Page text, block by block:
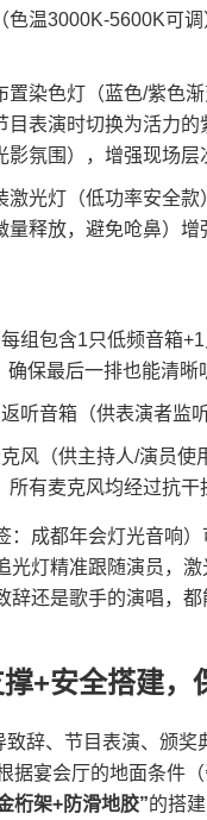
温3000K-5600K可
置染色灯（蓝色/紫色
表演时切换为活力
氛围），增强现场层
光灯（低功率安全款
量释放，避免呛鼻）
组包含1只低频音箱
保最后一排也能清晰
听音箱（供表演者监
风（供主持人/演员
有麦克风均经过抗干
：成都年会灯光音响
光灯精准跟随演员，
辞还是歌手的演唱，
+安全搭建，
致辞、节目表演、颁
据宴会厅的地面条件
桁架+防滑地胶”​的搭